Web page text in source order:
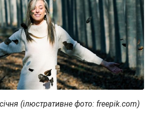
(ілюстративне фото: freepik.com)